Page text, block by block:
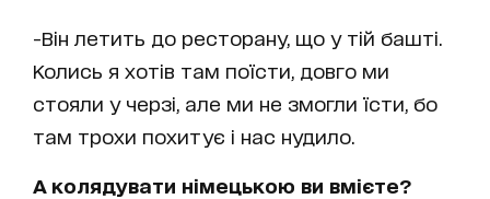
-Він летить до ресторану, що у тій башті.
Колись я хотів там поїсти, довго ми
стояли у черзі, але ми не змогли їсти, бо
там трохи похитує і нас нудило.
А колядувати німецькою ви вмієте?